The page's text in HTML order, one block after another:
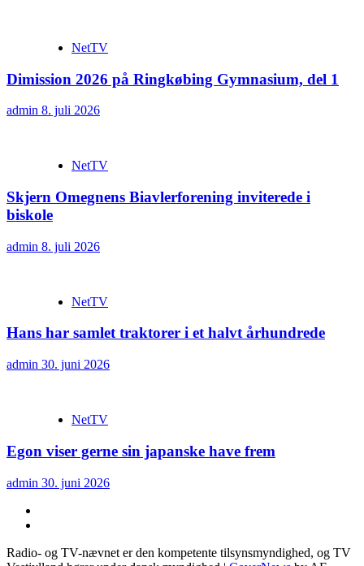
NetTV
Dimission 2026 på Ringkøbing Gymnasium, del 1
admin 8. juli 2026
NetTV
Skjern Omegnens Biavlerforening inviterede i
biskole
admin 8. juli 2026
NetTV
Hans har samlet traktorer i et halvt århundrede
admin 30. juni 2026
NetTV
Egon viser gerne sin japanske have frem
admin 30. juni 2026
Radio- og TV-nævnet er den kompetente tilsynsmyndighed, og TV